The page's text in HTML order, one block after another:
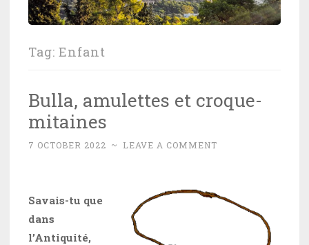
Tag: Enfant
Bulla, amulettes et croque-
mitaines
7 OCTOBER 2022 ~ LEAVE A COMMENT
Savais-tu que
dans
l’Antiquité,